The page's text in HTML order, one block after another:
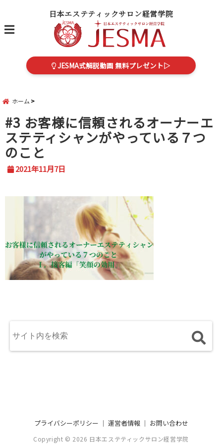
日本エステティックサロン経営学院
menu
JESMA式解説動画 無料プレゼント▷
ホーム
#3 お客様に信頼されるオーナーエ
ステティシャンがやっている７つ
のこと
2021年11月7日
プライバシーポリシー ｜ 運営者情報 ｜ お問い合わせ
Copyright © 2026 日本エステティックサロン経営学院